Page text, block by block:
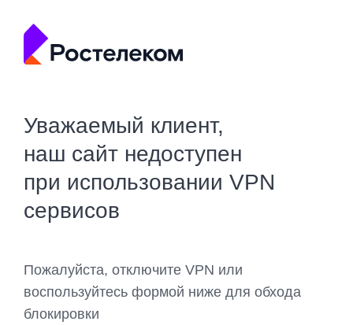
Уважаемый клиент,
наш сайт недоступен
при использовании VPN
сервисов
Пожалуйста, отключите VPN или
воспользуйтесь формой ниже для обхода
блокировки